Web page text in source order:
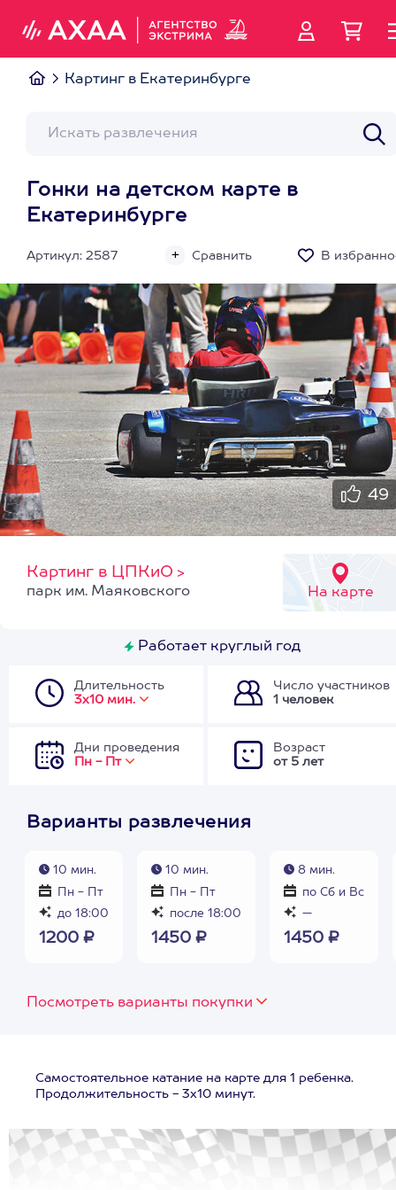
Картинг в Екатеринбурге
Гонки на детском карте в
Екатеринбурге
Артикул: 2587 Сравнить В
49
Картинг в ЦПКиО >
На карте
парк им. Маяковского
Работает круглый год
Длительность
3х10 мин.
Число участников
1 человек
Дни проведения
Пн - Пт
Возраст
от 5 лет
Варианты развлечения
10 мин.
Пн - Пт
до 18:00
1200 ₽
10 мин.
Пн - Пт
после 18:00
1450 ₽
8 мин.
по Сб и Вс
—
1450 ₽
Посмотреть варианты покупки
Самостоятельное катание на карте для 1 ребенка.
Продолжительность - 3х10 минут.